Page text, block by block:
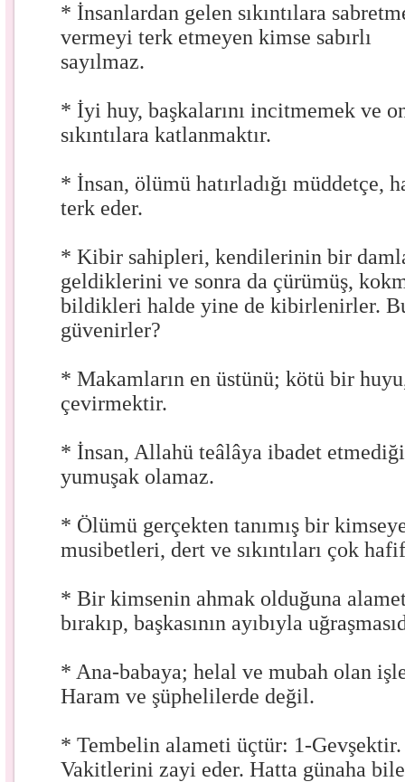
* İnsanlardan gelen sıkıntılara
vermeyi terk etmeyen kimse sabırlı
sayılmaz.
* İyi huy, başkalarını incitmemek ve
sıkıntılara katlanmaktır.
* İnsan, ölümü hatırladığı müddetçe,
terk eder.
* Kibir sahipleri, kendilerinin bir
geldiklerini ve sonra da çürümüş,
bildikleri halde yine de kibirlenirler.
güvenirler?
* Makamların en üstünü; kötü bir
çevirmektir.
* İnsan, Allahü teâlâya ibadet
yumuşak olamaz.
* Ölümü gerçekten tanımış bir
musibetleri, dert ve sıkıntıları çok
* Bir kimsenin ahmak olduğuna
bırakıp, başkasının ayıbıyla
* Ana-babaya; helal ve mubah olan
Haram ve şüphelilerde değil.
* Tembelin alameti üçtür: 1-
Vakitlerini zayi eder. Hatta günaha